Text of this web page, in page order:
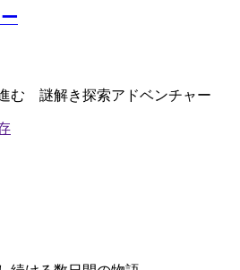
む 謎解き探索アドベンチャー